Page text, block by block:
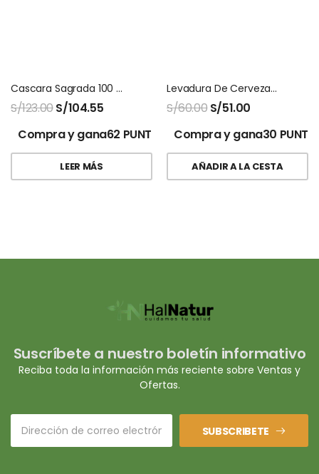
Cascara Sagrada 100 Capsulas Natures Sunshine
S/123.00S/104.55
Compra y gana62 PUNTOS!
LEER MÁS
Levadura De Cerveza Ecuanatu En Polvo 1 Kg
S/60.00 S/51.00
Compra y gana30
AÑADIR A LA CESTA
Suscríbete a nuestro boletín informativo
Reciba toda la información más reciente sobre Ventas y
Ofertas.
SUBSCRIBETE